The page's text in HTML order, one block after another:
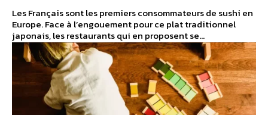
Les Français sont les premiers consommateurs de sushi en
Europe. Face à l’engouement pour ce plat traditionnel
japonais, les restaurants qui en proposent se...